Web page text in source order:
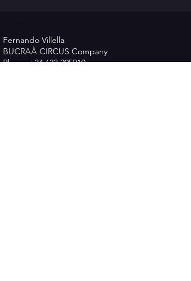
Fernando Villella
BUCRAÀ CIRCUS Company
Phone+34 633 295910